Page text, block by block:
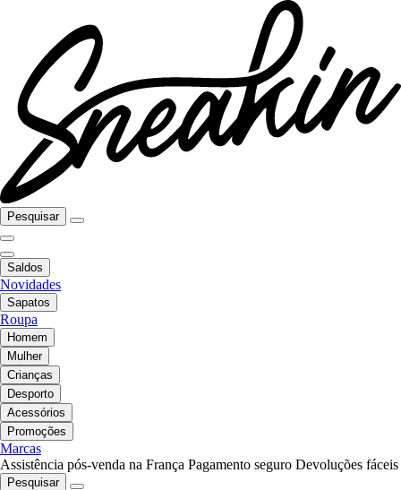
Pesquisar
Saldos
Novidades
Sapatos
Roupa
Homem
Mulher
Crianças
Desporto
Acessórios
Promoções
Marcas
Assistência pós-venda na França Pagamento seguro Devoluções fáceis
Pesquisar